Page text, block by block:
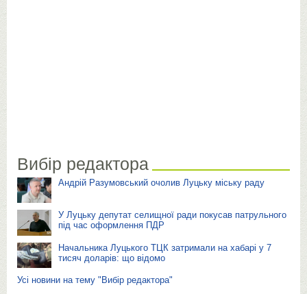
Вибір редактора
Андрій Разумовський очолив Луцьку міську раду
У Луцьку депутат селищної ради покусав патрульного
під час оформлення ПДР
Начальника Луцького ТЦК затримали на хабарі у 7
тисяч доларів: що відомо
Усі новини на тему "Вибір редактора"